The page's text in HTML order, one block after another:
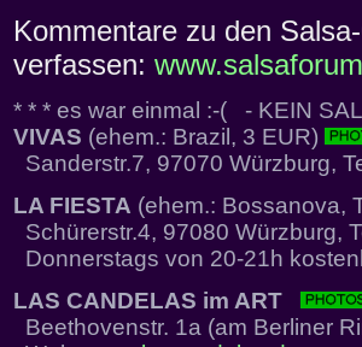
Kommentare zu den
verfassen:
* * * es war einmal :-( - KEIN
VIVAS (ehem.: Brazil, 3 EUR)
Sanderstr.7, 97070 Würzburg,
LA FIESTA (ehem.: Bossanova,
Schürerstr.4, 97080 Würzburg,
Donnerstags von 20-21h
LAS CANDELAS im ART
Beethovenstr. 1a (am Berliner